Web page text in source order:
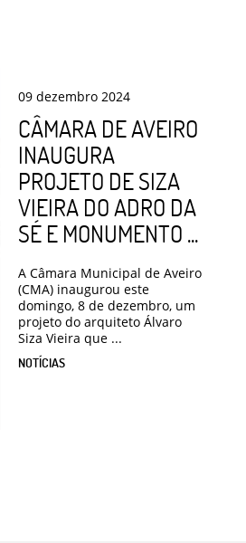
09 dezembro 2024
CÂMARA DE AVEIRO
INAUGURA
PROJETO DE SIZA
VIEIRA DO ADRO DA
SÉ E MONUMENTO ...
A Câmara Municipal de Aveiro
(CMA) inaugurou este
domingo, 8 de dezembro, um
projeto do arquiteto Álvaro
Siza Vieira que ...
NOTÍCIAS